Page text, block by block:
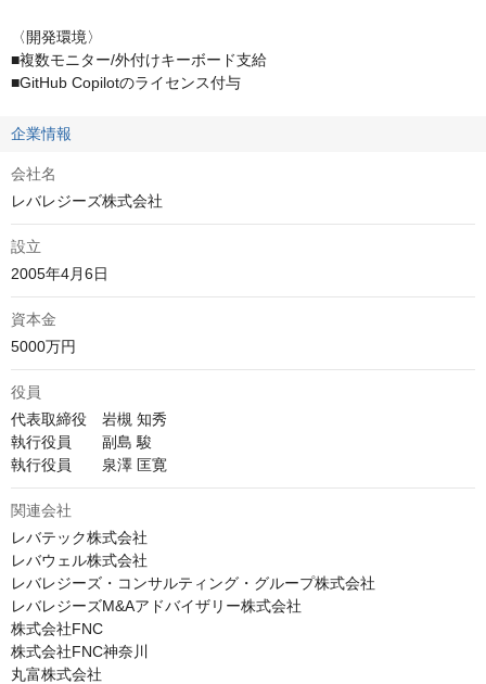
〈開発環境〉
■複数モニター/外付けキーボード支給
■GitHub Copilotのライセンス付与
企業情報
会社名
レバレジーズ株式会社
設立
2005年4月6日
資本金
5000万円
役員
代表取締役　岩槻 知秀
執行役員　　副島 駿
執行役員　　泉澤 匡寛
関連会社
レバテック株式会社
レバウェル株式会社
レバレジーズ・コンサルティング・グループ株式会社
レバレジーズM&Aアドバイザリー株式会社
株式会社FNC
株式会社FNC神奈川
丸富株式会社